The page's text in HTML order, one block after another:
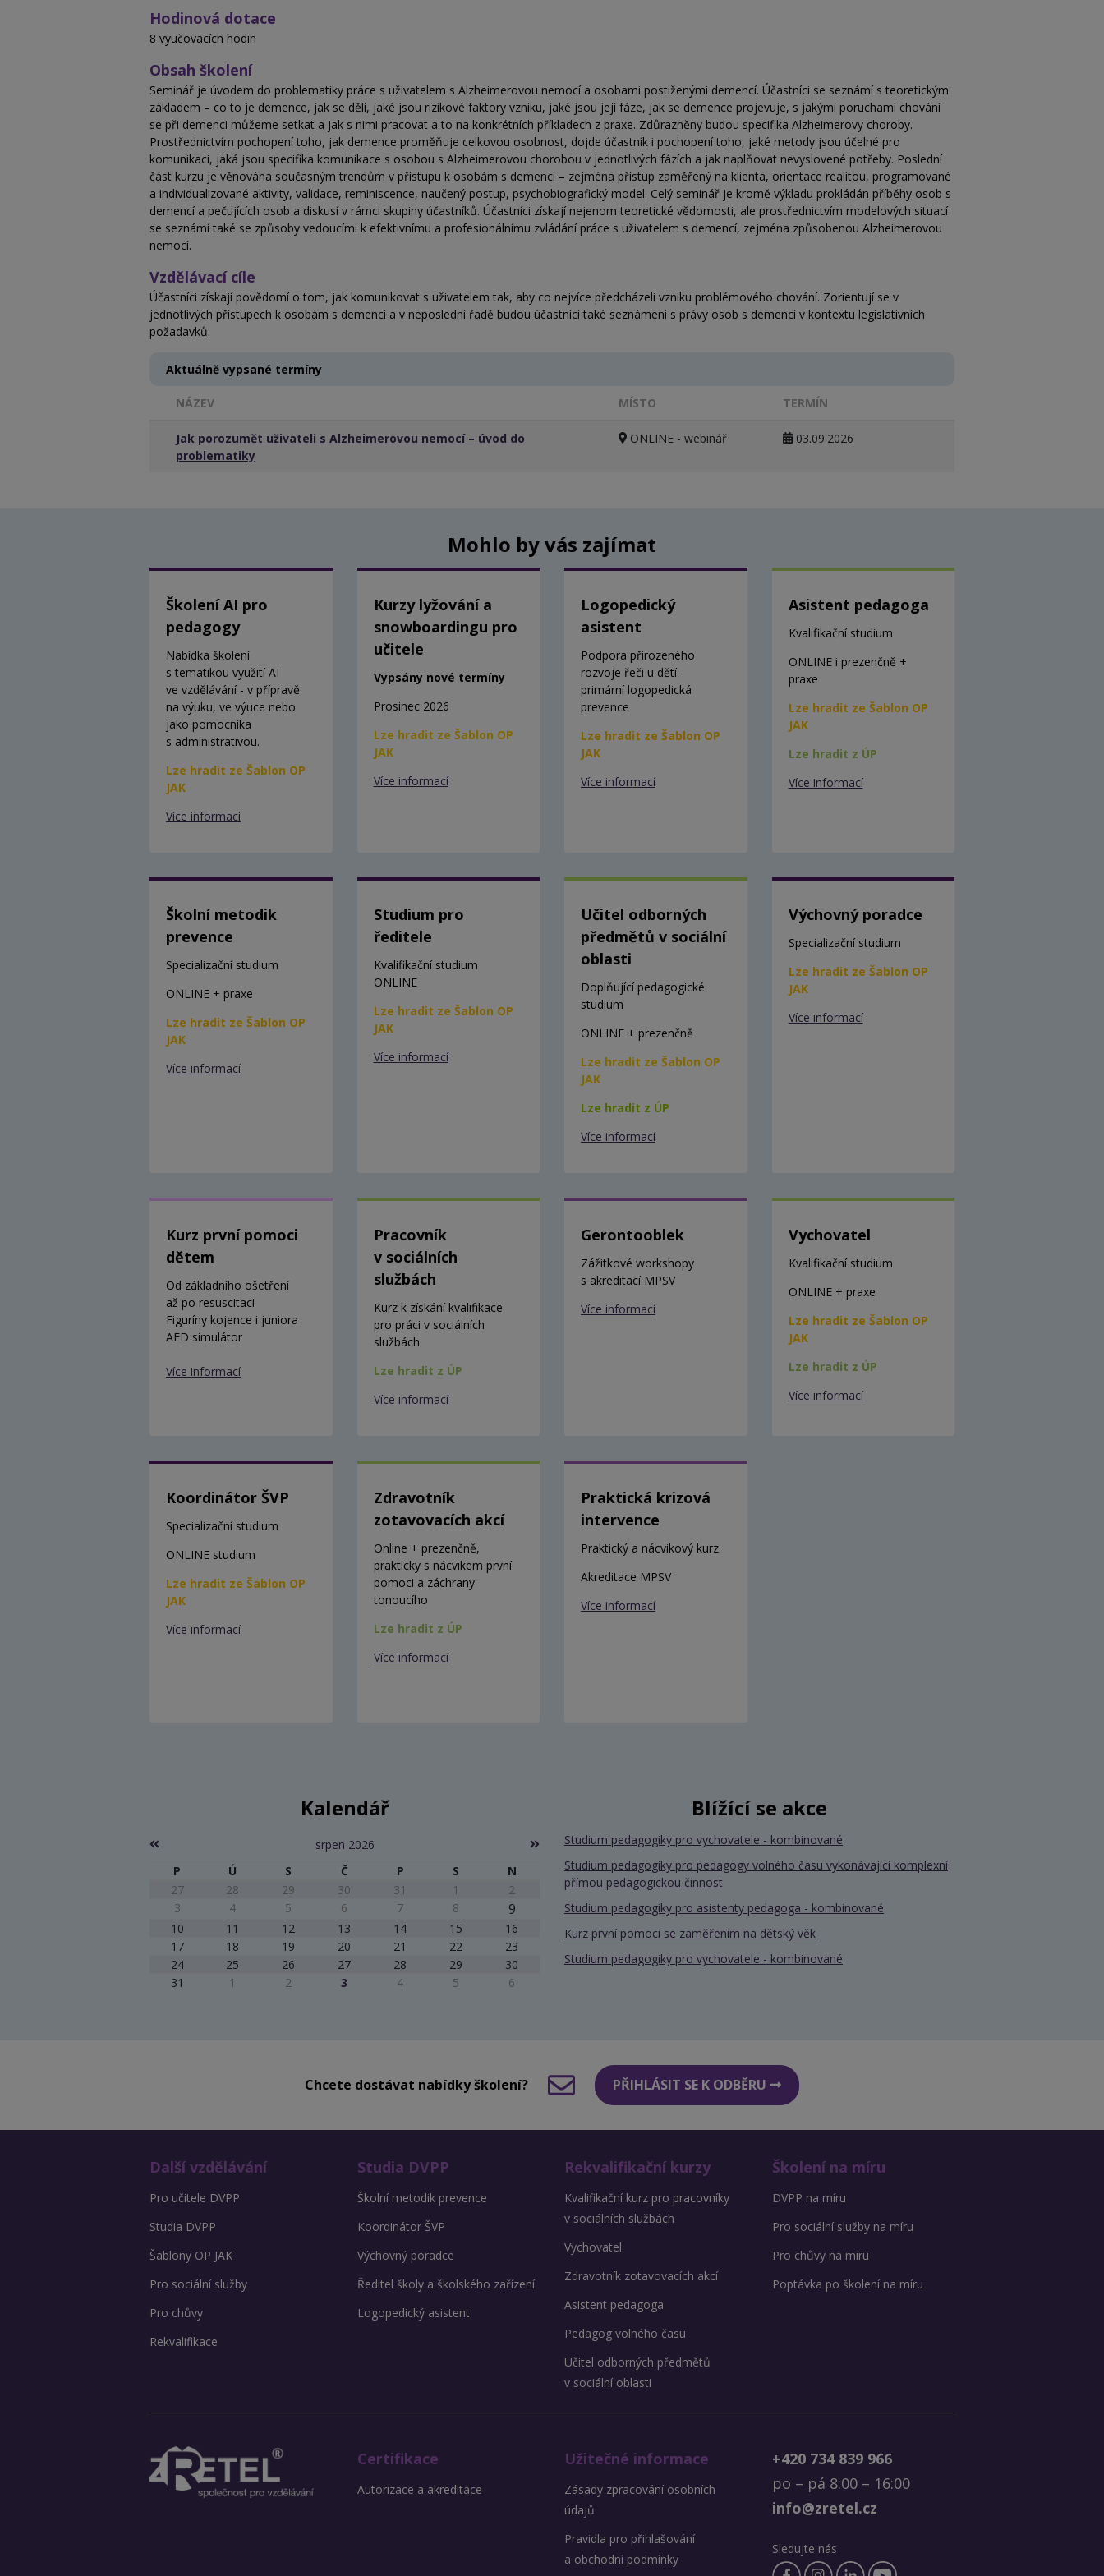
Hodinová dotace
8 vyučovacích hodin
Obsah školení
Seminář je úvodem do problematiky práce s uživatelem s Alzheimerovou nemocí a osobami postiženými demencí. Účastníci se seznámí s teoretickým
základem – co to je demence, jak se dělí, jaké jsou rizikové faktory vzniku, jaké jsou její fáze, jak se demence projevuje, s jakými poruchami chování
se při demenci můžeme setkat a jak s nimi pracovat a to na konkrétních příkladech z praxe. Zdůrazněny budou specifika Alzheimerovy choroby.
Prostřednictvím pochopení toho, jak demence proměňuje celkovou osobnost, dojde účastník i pochopení toho, jaké metody jsou účelné pro
komunikaci, jaká jsou specifika komunikace s osobou s Alzheimerovou chorobou v jednotlivých fázích a jak naplňovat nevyslovené potřeby. Poslední
část kurzu je věnována současným trendům v přístupu k osobám s demencí – zejména přístup zaměřený na klienta, orientace realitou, programované
a individualizované aktivity, validace, reminiscence, naučený postup, psychobiografický model. Celý seminář je kromě výkladu prokládán příběhy osob s
demencí a pečujících osob a diskusí v rámci skupiny účastníků. Účastníci získají nejenom teoretické vědomosti, ale prostřednictvím modelových situací
se seznámí také se způsoby vedoucími k efektivnímu a profesionálnímu zvládání práce s uživatelem s demencí, zejména způsobenou Alzheimerovou
nemocí.
Vzdělávací cíle
Účastníci získají povědomí o tom, jak komunikovat s uživatelem tak, aby co nejvíce předcházeli vzniku problémového chování. Zorientují se v
jednotlivých přístupech k osobám s demencí a v neposlední řadě budou účastníci také seznámeni s právy osob s demencí v kontextu legislativních
požadavků.
Aktuálně vypsané termíny
NÁZEV MÍSTO TERMÍN
Jak porozumět uživateli s Alzheimerovou nemocí – úvod do
problematiky
ONLINE - webinář 03.09.2026
Mohlo by vás zajímat
Školení AI pro
pedagogy
Nabídka školení
s tematikou využití AI
ve vzdělávání - v přípravě
na výuku, ve výuce nebo
jako pomocníka
s administrativou.
Lze hradit ze Šablon OP
JAK
Více informací
Kurzy lyžování a
snowboardingu pro
učitele
Vypsány nové termíny
Prosinec 2026
Lze hradit ze Šablon OP
JAK
Více informací
Logopedický
asistent
Podpora přirozeného
rozvoje řeči u dětí -
primární logopedická
prevence
Lze hradit ze Šablon OP
JAK
Více informací
Asistent pedagoga
Kvalifikační studium
ONLINE i prezenčně +
praxe
Lze hradit ze Šablon OP
JAK
Lze hradit z ÚP
Více informací
Školní metodik
prevence
Specializační studium
ONLINE + praxe
Lze hradit ze Šablon OP
JAK
Více informací
Studium pro
ředitele
Kvalifikační studium
ONLINE
Lze hradit ze Šablon OP
JAK
Více informací
Učitel odborných
předmětů v sociální
oblasti
Doplňující pedagogické
studium
ONLINE + prezenčně
Lze hradit ze Šablon OP
JAK
Lze hradit z ÚP
Více informací
Výchovný poradce
Specializační studium
Lze hradit ze Šablon OP
JAK
Více informací
Kurz první pomoci
dětem
Od základního ošetření
až po resuscitaci
Figuríny kojence i juniora
AED simulátor
Více informací
Pracovník
v sociálních
službách
Kurz k získání kvalifikace
pro práci v sociálních
službách
Lze hradit z ÚP
Více informací
Gerontooblek
Zážitkové workshopy
s akreditací MPSV
Více informací
Vychovatel
Kvalifikační studium
ONLINE + praxe
Lze hradit ze Šablon OP
JAK
Lze hradit z ÚP
Více informací
Koordinátor ŠVP
Specializační studium
ONLINE studium
Lze hradit ze Šablon OP
JAK
Více informací
Zdravotník
zotavovacích akcí
Online + prezenčně,
prakticky s nácvikem první
pomoci a záchrany
tonoucího
Lze hradit z ÚP
Více informací
Praktická krizová
intervence
Praktický a nácvikový kurz
Akreditace MPSV
Více informací
Kalendář
srpen 2026
P
Ú S Č P S
N
27
28 29 30 31 1
2
3
4 5 6 7 8 9
10 11 12 13 14 15
16
17
18 19 20 21 22
23
24
25 26 27 28 29
30
31
1 2 3 4 5 6
Blížící se akce
Studium pedagogiky pro vychovatele - kombinované
Studium pedagogiky pro pedagogy volného času vykonávající komplexní
přímou pedagogickou činnost
Studium pedagogiky pro asistenty pedagoga - kombinované
Kurz první pomoci se zaměřením na dětský věk
Studium pedagogiky pro vychovatele - kombinované
Chcete dostávat nabídky školení? PŘIHLÁSIT SE K ODBĚRU
Další vzdělávání
Pro učitele DVPP
Studia DVPP
Šablony OP JAK
Pro sociální služby
Pro chůvy
Rekvalifikace
Studia DVPP
Školní metodik prevence
Koordinátor ŠVP
Výchovný poradce
Ředitel školy a školského zařízení
Logopedický asistent
Rekvalifikační kurzy
Kvalifikační kurz pro pracovníky
v sociálních službách
Vychovatel
Zdravotník zotavovacích akcí
Asistent pedagoga
Pedagog volného času
Učitel odborných předmětů
v sociální oblasti
Školení na míru
DVPP na míru
Pro sociální služby na míru
Pro chůvy na míru
Poptávka po školení na míru
Certifikace
Autorizace a akreditace
Užitečné informace
Zásady zpracování osobních
údajů
Pravidla pro přihlašování
a obchodní podmínky
+420 734 839 966
po – pá 8:00 – 16:00
info@zretel.cz
Sledujte nás